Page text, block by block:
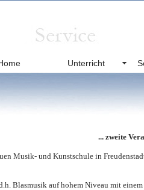
Unterricht
... zweite
Musik- und Kunstschule in
Blasmusik auf hohem Niveau mit einem